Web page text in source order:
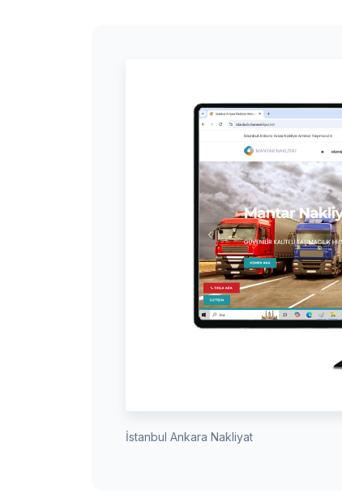
İstanbul Ankara Nakliyat